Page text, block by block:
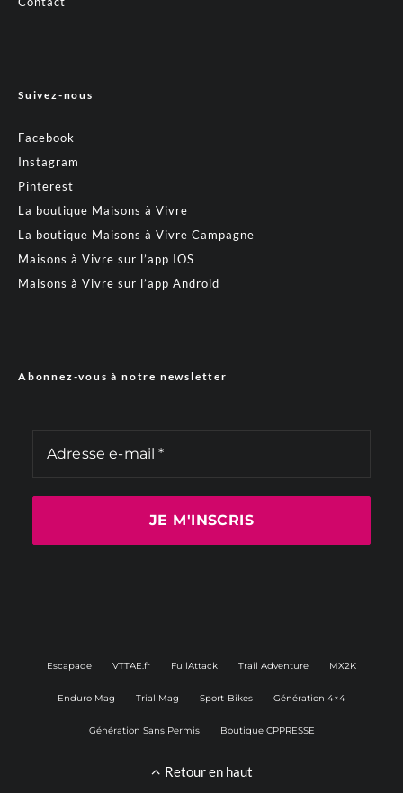
Suivez-nous
Facebook
Instagram
Pinterest
La boutique Maisons à Vivre
La boutique Maisons à Vivre Campagne
Maisons à Vivre sur l’app IOS
Maisons à Vivre sur l’app Android
Abonnez-vous à notre newsletter
Escapade VTTAE.fr FullAttack Trail Adventure MX2K
Enduro Mag Trial Mag Sport-Bikes Génération 4×4
Génération Sans Permis Boutique CPPRESSE
Retour en haut